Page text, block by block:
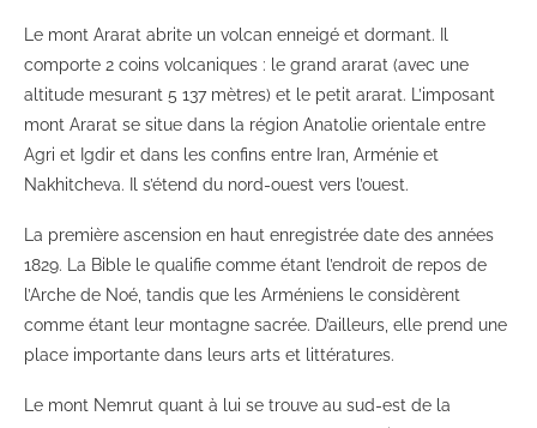
Le mont Ararat abrite un volcan enneigé et dormant. Il
comporte 2 coins volcaniques : le grand ararat (avec une
altitude mesurant 5 137 mètres) et le petit ararat. L’imposant
mont Ararat se situe dans la région Anatolie orientale entre
Agri et Igdir et dans les confins entre Iran, Arménie et
Nakhitcheva. Il s’étend du nord-ouest vers l’ouest.
La première ascension en haut enregistrée date des années
1829. La Bible le qualifie comme étant l’endroit de repos de
l’Arche de Noé, tandis que les Arméniens le considèrent
comme étant leur montagne sacrée. D’ailleurs, elle prend une
place importante dans leurs arts et littératures.
Le mont Nemrut quant à lui se trouve au sud-est de la